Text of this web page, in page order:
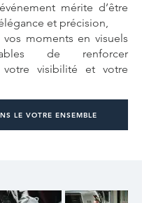
mérite d’être
et précision,
moments en visuels
de renforcer
votre visibilité et votre
LE VOTRE ENSEMBLE